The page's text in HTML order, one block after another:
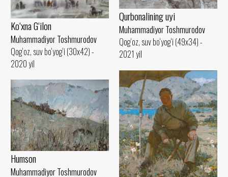
Qurbonalining uyi
Muhammadiyor Toshmurodov
Qog‘oz, suv bo‘yog‘i (49x34) -
2021 yil
Ko‘xna G‘ilon
Muhammadiyor Toshmurodov
Qog‘oz, suv bo‘yog‘i (30x42) -
2020 yil
Humson
Muhammadiyor Toshmurodov